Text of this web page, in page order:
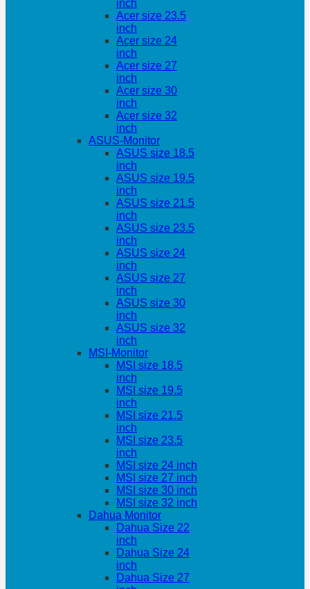
inch
Acer size 23.5
inch
Acer size 24
inch
Acer size 27
inch
Acer size 30
inch
Acer size 32
inch
ASUS-Monitor
ASUS size 18.5
inch
ASUS size 19.5
inch
ASUS size 21.5
inch
ASUS size 23.5
inch
ASUS size 24
inch
ASUS size 27
inch
ASUS size 30
inch
ASUS size 32
inch
MSI-Monitor
MSI size 18.5
inch
MSI size 19.5
inch
MSI size 21.5
inch
MSI size 23.5
inch
MSI size 24 inch
MSI size 27 inch
MSI size 30 inch
MSI size 32 inch
Dahua Monitor
Dahua Size 22
inch
Dahua Size 24
inch
Dahua Size 27